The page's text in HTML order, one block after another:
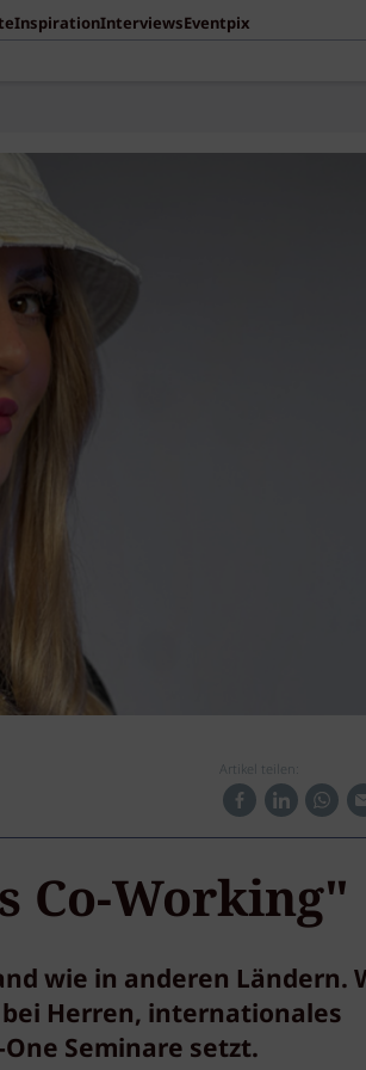
InspirationInterviewsEventpix
Artikel teilen:
Co-Working"
wie in anderen Ländern.
Herren, internationales
Seminare setzt.